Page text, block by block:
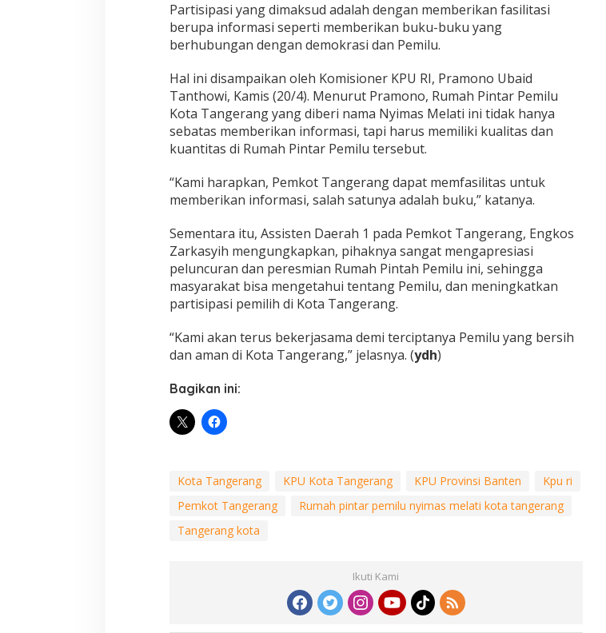
Partisipasi yang dimaksud adalah dengan memberikan fasilitasi
berupa informasi seperti memberikan buku-buku yang
berhubungan dengan demokrasi dan Pemilu.
Hal ini disampaikan oleh Komisioner KPU RI, Pramono Ubaid
Tanthowi, Kamis (20/4). Menurut Pramono, Rumah Pintar Pemilu
Kota Tangerang yang diberi nama Nyimas Melati ini tidak hanya
sebatas memberikan informasi, tapi harus memiliki kualitas dan
kuantitas di Rumah Pintar Pemilu tersebut.
“Kami harapkan, Pemkot Tangerang dapat memfasilitas untuk
memberikan informasi, salah satunya adalah buku,” katanya.
Sementara itu, Assisten Daerah 1 pada Pemkot Tangerang, Engkos
Zarkasyih mengungkapkan, pihaknya sangat mengapresiasi
peluncuran dan peresmian Rumah Pintah Pemilu ini, sehingga
masyarakat bisa mengetahui tentang Pemilu, dan meningkatkan
partisipasi pemilih di Kota Tangerang.
“Kami akan terus bekerjasama demi terciptanya Pemilu yang bersih
dan aman di Kota Tangerang,” jelasnya. (ydh)
Bagikan ini:
Kota Tangerang KPU Kota Tangerang KPU Provinsi Banten
Kpu ri
Pemkot Tangerang
Rumah pintar pemilu nyimas melati kota tangerang
Tangerang kota
Ikuti Kami